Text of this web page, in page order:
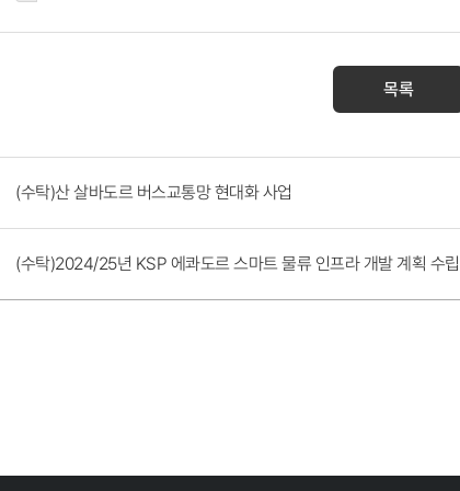
목록
(수탁)산 살바도르 버스교통망 현대화 사업
(수탁)2024/25년 KSP 에콰도르 스마트 물류 인프라 개발 계획 수립